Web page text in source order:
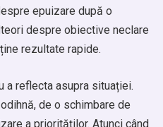
epuizare după o
despre obiective neclare
rezultate rapide.
a reflecta asupra situației.
de o schimbare de
a priorităților. Atunci când